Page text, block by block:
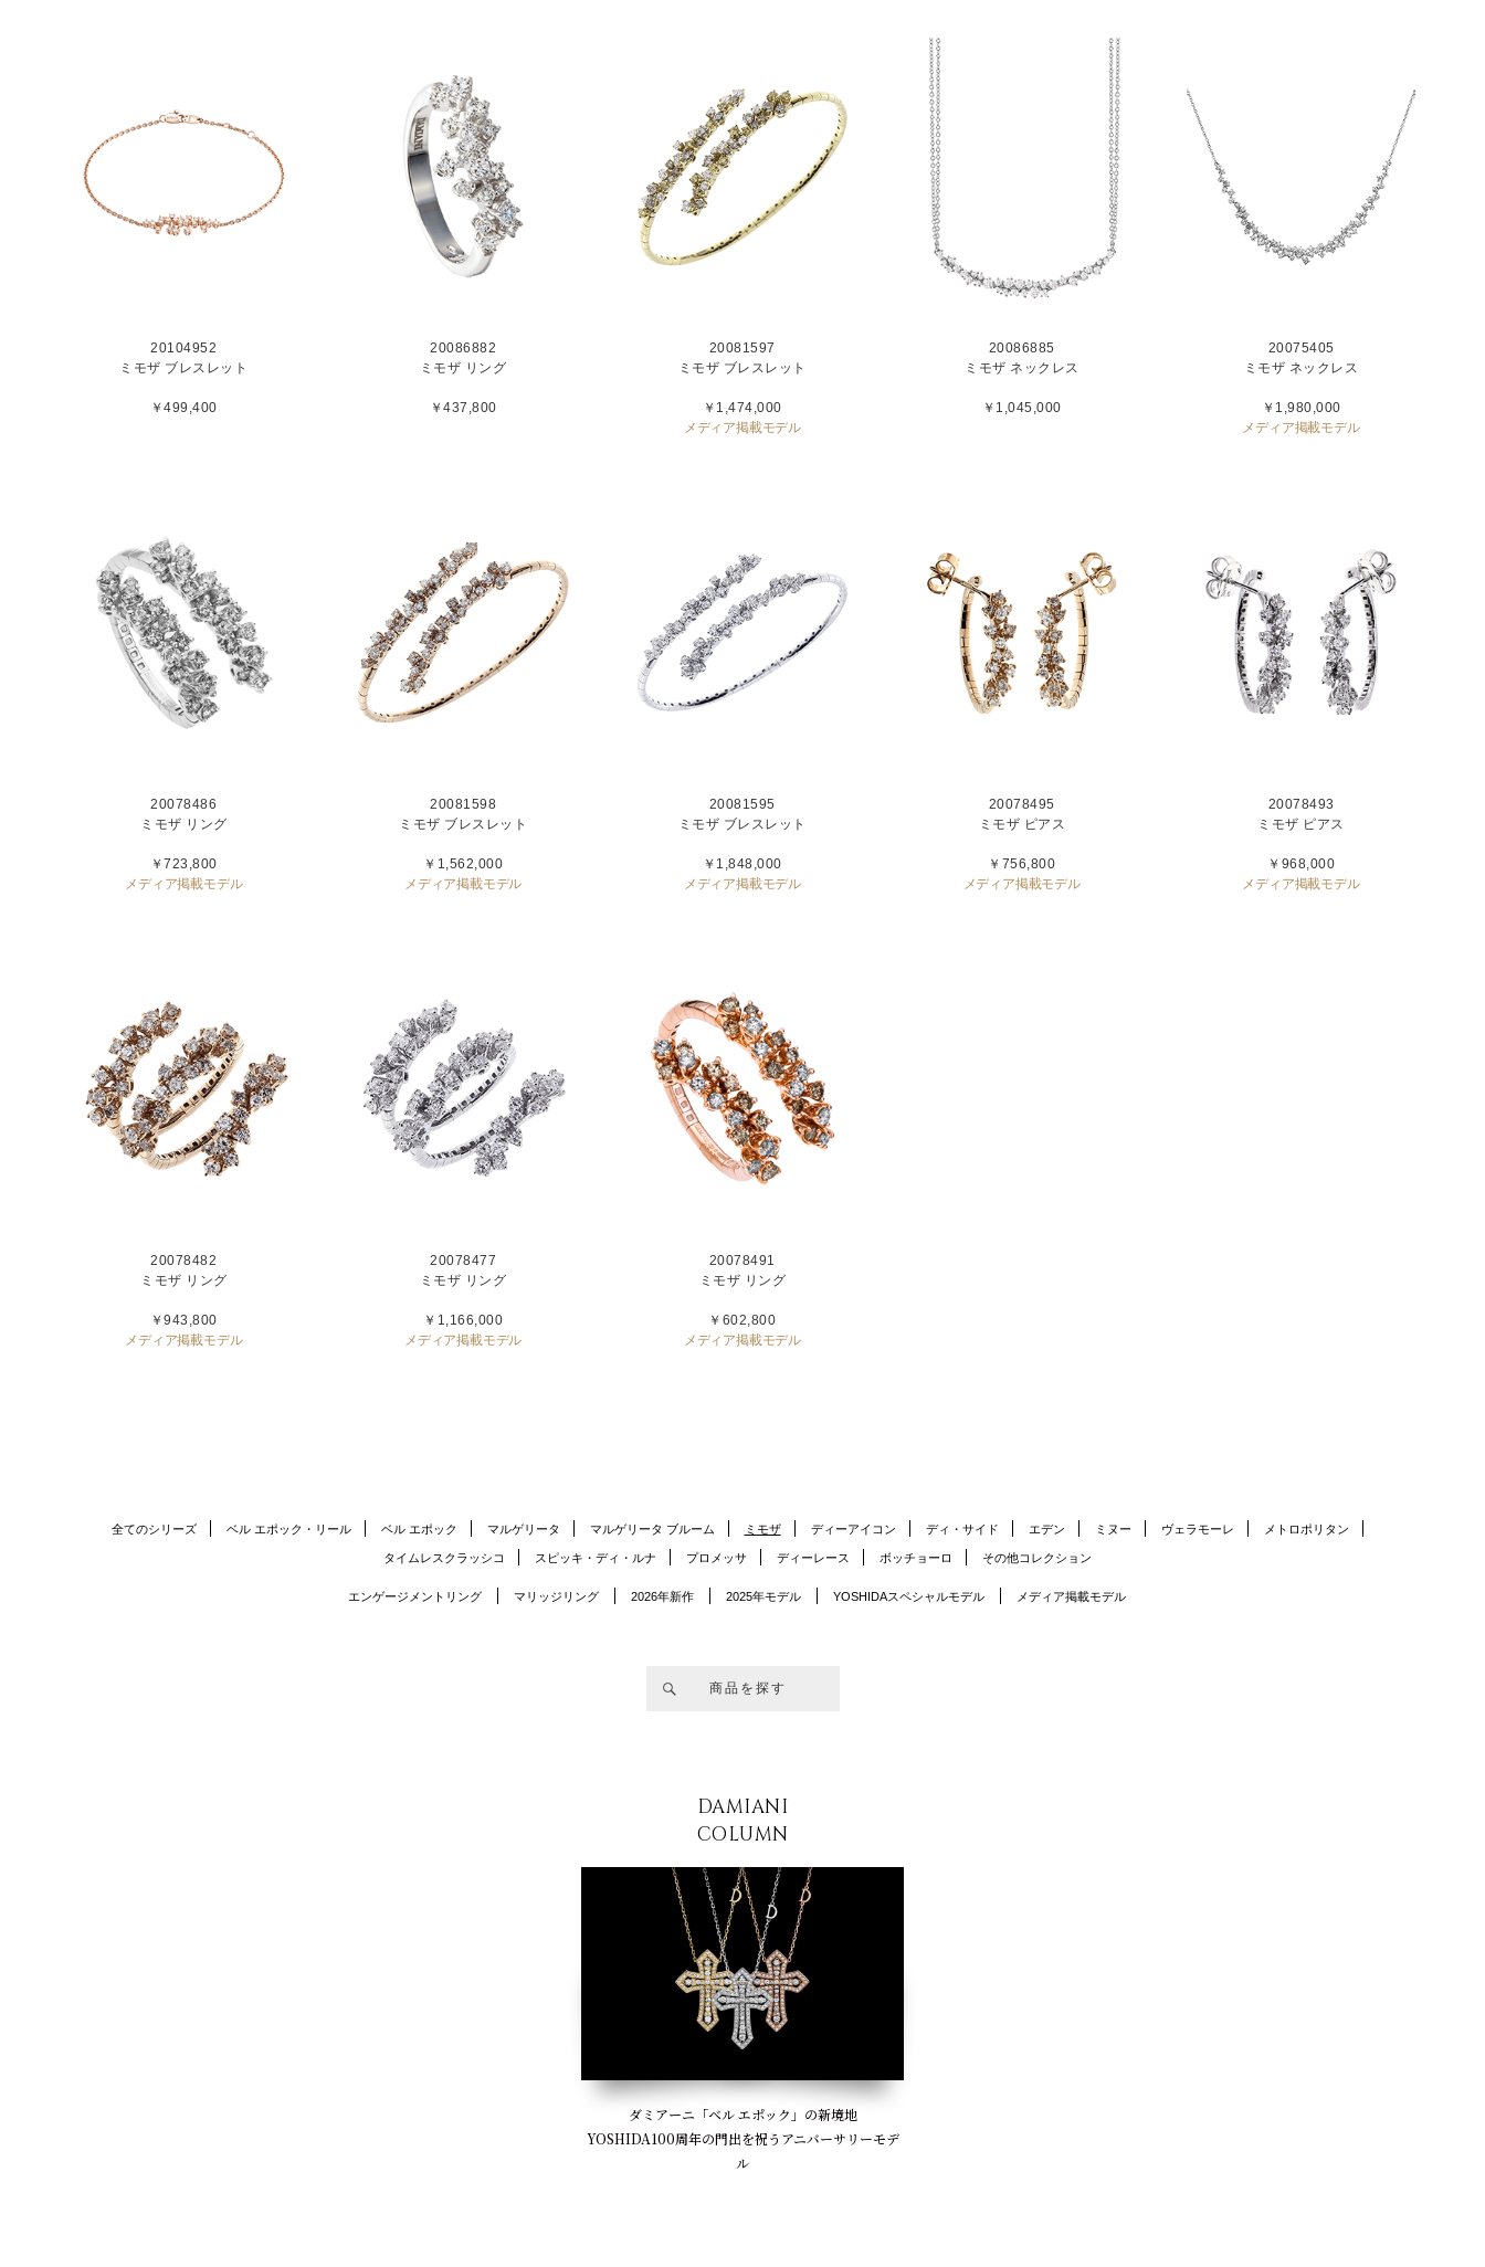
20104952
ミモザ ブレスレット
￥499,400
20086882
ミモザ リング
￥437,800
20081597
ミモザ ブレスレット
￥1,474,000
メディア掲載モデル
20086885
ミモザ ネックレス
￥1,045,000
20075405
ミモザ ネックレス
￥1,980,000
メディア掲載モデル
20078486
ミモザ リング
￥723,800
メディア掲載モデル
20081598
ミモザ ブレスレット
￥1,562,000
メディア掲載モデル
20081595
ミモザ ブレスレット
￥1,848,000
メディア掲載モデル
20078495
ミモザ ピアス
￥756,800
メディア掲載モデル
20078493
ミモザ ピアス
￥968,000
メディア掲載モデル
20078482
ミモザ リング
￥943,800
メディア掲載モデル
20078477
ミモザ リング
￥1,166,000
メディア掲載モデル
20078491
ミモザ リング
￥602,800
メディア掲載モデル
全てのシリーズ ベル エポック・リール ベル エポック マルゲリータ マルゲリータ ブルーム ミモザ ディーアイコン ディ・サイド エデン ミヌー ヴェラモーレ メトロポリタン
タイムレスクラッシコ スピッキ・ディ・ルナ プロメッサ ディーレース ボッチョーロ その他コレクション
エンゲージメントリング マリッジリング 2026年新作 2025年モデル YOSHIDAスペシャルモデル メディア掲載モデル
商品を探す
DAMIANI
COLUMN
ダミアーニ「ベル エポック」の新境地
YOSHIDA100周年の門出を祝う アニバーサリーモデ
ル